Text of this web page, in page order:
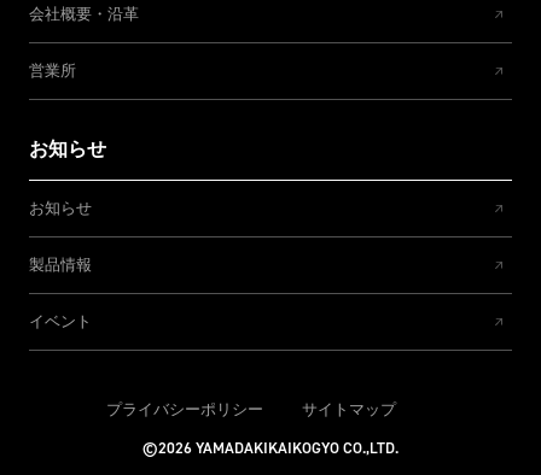
会社概要・沿革
営業所
お知らせ
お知らせ
製品情報
イベント
プライバシーポリシー サイトマップ
©2026 YAMADAKIKAIKOGYO CO.,LTD.